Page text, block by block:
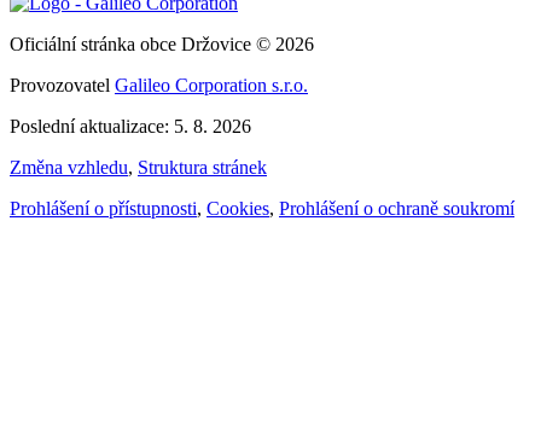
Oficiální stránka obce Držovice © 2026
Provozovatel Galileo Corporation s.r.o.
Poslední aktualizace: 5. 8. 2026
Změna vzhledu, Struktura stránek
Prohlášení o přístupnosti, Cookies, Prohlášení o ochraně soukromí